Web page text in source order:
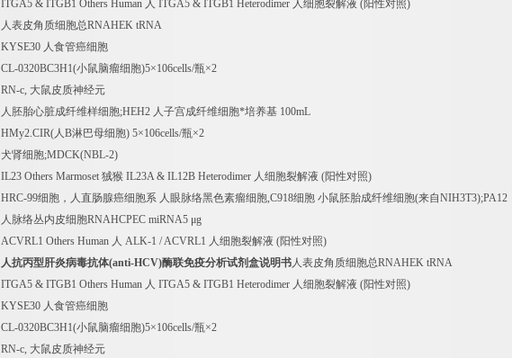
ITGA5 & ITGB1 Others Human 人 ITGA5 & ITGB1 Heterodimer 人细胞裂解液 (阳性对照)
人表皮角质细胞总RNAHEK tRNA
KYSE30 人食管癌细胞
CL-0320BC3H1(小鼠脑瘤细胞)5×106cells/瓶×2
RN-c, 大鼠皮质神经元
人胚胎心脏成纤维样细胞;HEH2 人子宫成纤维细胞*培养基 100mL
HMy2.CIR(人B淋巴母细胞) 5×106cells/瓶×2
犬肾细胞;MDCK(NBL-2)
IL23 Others Marmoset 狨猴 IL23A & IL12B Heterodimer 人细胞裂解液 (阳性对照)
HRC-99细胞，人直肠腺癌细胞系 人眼脉络黑色素瘤细胞,C918细胞 小鼠胚胎成纤维细胞(来自NIH3T3);PA12
人脉络丛内皮细胞RNAHCPEC miRNA5 μg
ACVRL1 Others Human 人 ALK-1 / ACVRL1 人细胞裂解液 (阳性对照)
人抗丙型肝炎病毒抗体(anti-HCV)酶联免疫分析试剂盒说明书人表皮角质细胞总RNAHEK tRNA
ITGA5 & ITGB1 Others Human 人 ITGA5 & ITGB1 Heterodimer 人细胞裂解液 (阳性对照)
KYSE30 人食管癌细胞
CL-0320BC3H1(小鼠脑瘤细胞)5×106cells/瓶×2
RN-c, 大鼠皮质神经元